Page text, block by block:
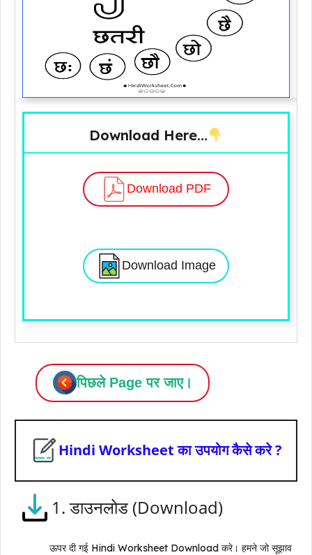
Download Here…
Download PDF
Download Image
पिछले Page पर जाए।
Hindi Worksheet का उपयोग कैसे करे ?
1. डाउनलोड (Download)
ऊपर दी गई Hindi Worksheet Download करे। हमने जो सूझाव